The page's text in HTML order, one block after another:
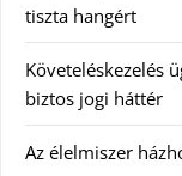
tiszta hangért
Követeléskezelés
biztos jogi háttér
Az élelmiszer